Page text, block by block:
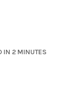
IN 2 MINUTES